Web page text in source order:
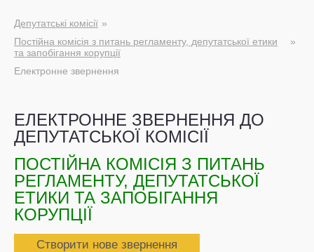
Депутатські комісії
Постійна комісія з питань регламенту, депутатської етики
та запобігання корупції
Електронне звернення
ЕЛЕКТРОННЕ ЗВЕРНЕННЯ ДО
ДЕПУТАТСЬКОЇ КОМІСІЇ
ПОСТІЙНА КОМІСІЯ З ПИТАНЬ
РЕГЛАМЕНТУ, ДЕПУТАТСЬКОЇ
ЕТИКИ ТА ЗАПОБІГАННЯ
КОРУПЦІЇ
Створити нове звернення